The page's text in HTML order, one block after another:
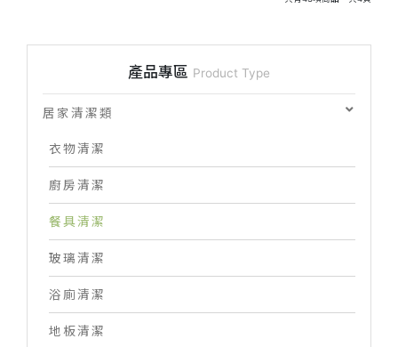
產品專區 Product Type
居家清潔類
衣物清潔
廚房清潔
餐具清潔
玻璃清潔
浴廁清潔
地板清潔